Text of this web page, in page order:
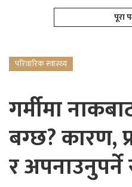
पूरा
परिवारिक स्वास्थ्य
गर्मीमा
बग्छ? कारण,
र